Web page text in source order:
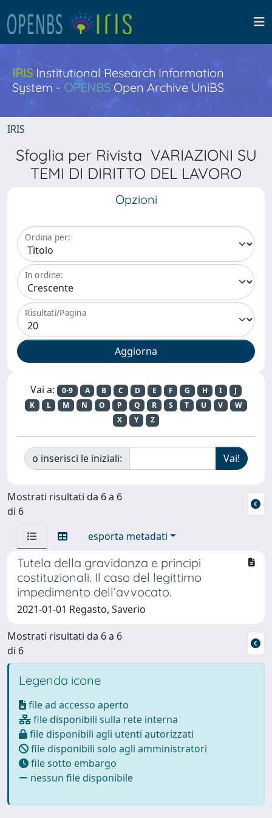
IRISInstitutional Research Information
System - OPENBS Open Archive UniBS
IRIS
Sfoglia per Rivista VARIAZIONI SU
TEMI DI DIRITTO DEL LAVORO
Opzioni
Ordina per:
In ordine:
Risultati/Pagina
Vai a: 0-9 A B C D E F G H I
J
K
L M N O P Q R S T U V
W
X
Y Z
o inserisci le iniziali:
Mostrati risultati da 6 a 6
di 6
esporta metadati
Tutela della gravidanza e principi
costituzionali. Il caso del legittimo
impedimento dell’avvocato.
2021-01-01 Regasto, Saverio
Mostrati risultati da 6 a 6
di 6
Legenda icone
file ad accesso aperto
file disponibili sulla rete interna
file disponibili agli utenti autorizzati
file disponibili solo agli amministratori
file sotto embargo
nessun file disponibile